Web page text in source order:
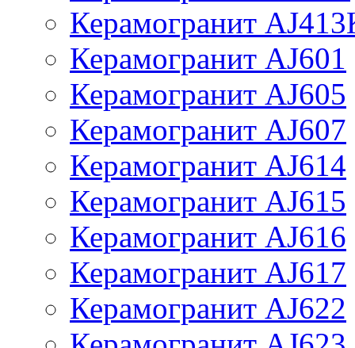
Керамогранит
Керамогранит AJ601
Керамогранит AJ605
Керамогранит AJ607
Керамогранит AJ614
Керамогранит AJ615
Керамогранит AJ616
Керамогранит AJ617
Керамогранит AJ622